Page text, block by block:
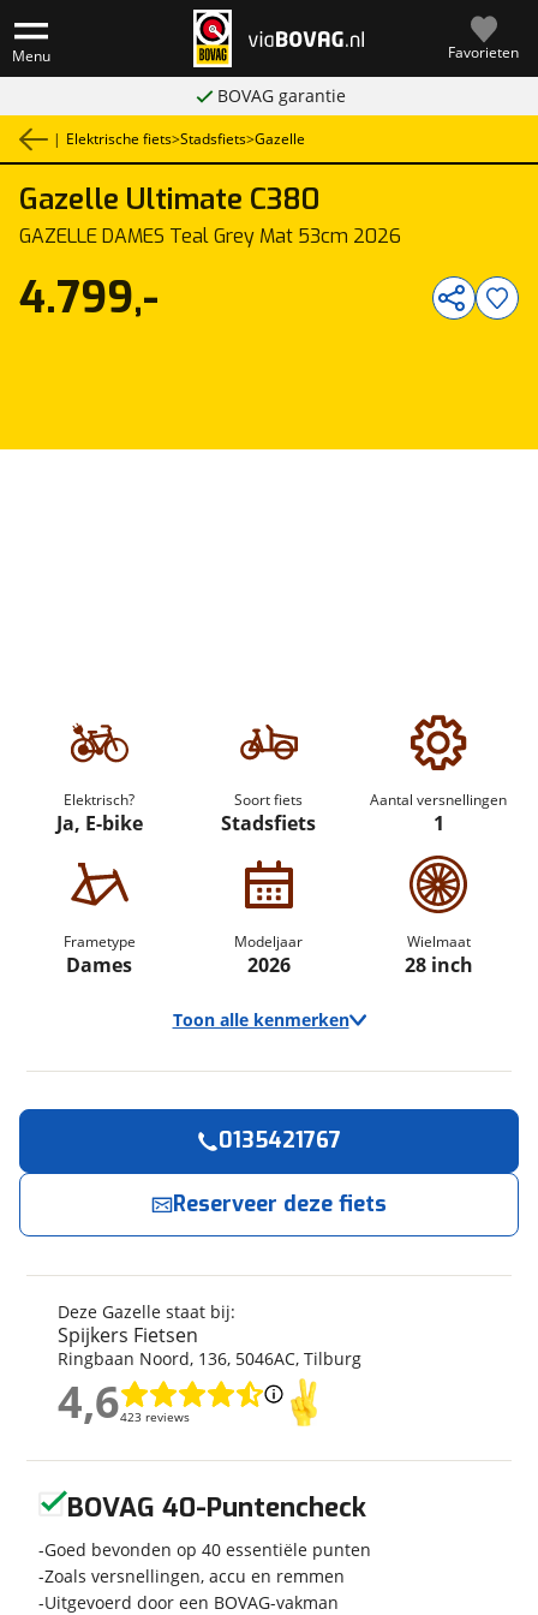
Menu Favorieten
BOVAG garantie
| Elektrische fiets>Stadsfiets>Gazelle
Gazelle Ultimate C380
GAZELLE DAMES Teal Grey Mat 53cm 2026
Elektrisch?
Ja, E-bike
Soort fiets
Stadsfiets
Aantal versnellingen
1
Frametype
Dames
Modeljaar
2026
Wielmaat
28 inch
Toon alle kenmerken
Gazelle
Model
Ultimate C380
Frametype
Framehoogte
53 cm
Wielmaat
28 inch
Nieuw of occasion
Nieuw
Techniek
Transmissie
Naaf
4.799,-
Deze Gazelle staat bij:
Spijkers Fietsen
Ringbaan Noord, 136, 5046AC, Tilburg
4,6423 reviews
4,6
0135421767
Reserveer deze fiets
nu!
Spijkers Fietsen neemt snel contact met je op.
Jouw contactgegevens
Naam
E-mailadres
Telefoonnummer (optioneel)
BOVAG 40-Puntencheck
Goed bevonden op 40 essentiële punten
Zoals versnellingen, accu en remmen
Uitgevoerd door een BOVAG-vakman